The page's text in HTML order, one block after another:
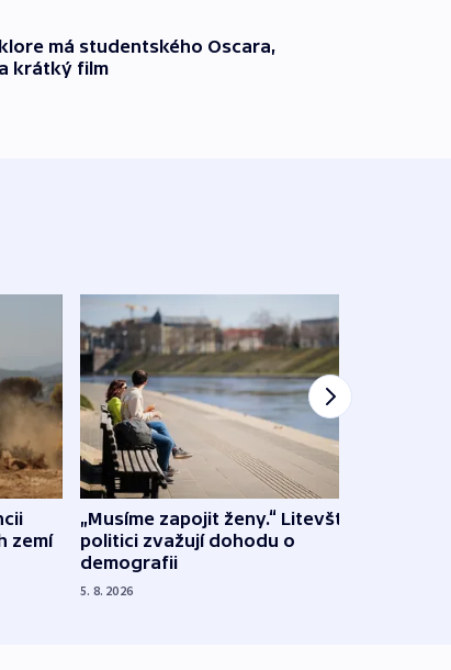
má studentského Oscara,
krátký film
zemí
„Musíme zapojit ženy.“ Litevští
politici zvažují dohodu o
demografii
5. 8. 2026